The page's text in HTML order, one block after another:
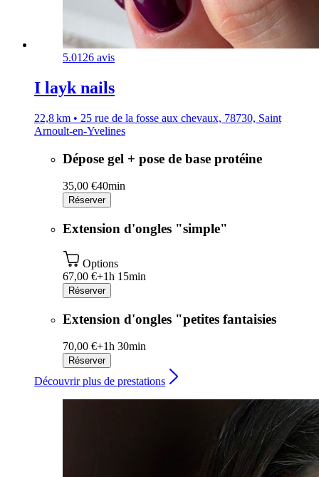
5.0126 avis
I layk nails
22,8 km • 25 rue de la fosse aux chevaux, 78730, Saint
Arnoult-en-Yvelines
Dépose gel + pose de base protéine
35,00 €40min
Réserver
Extension d'ongles "simple"
Options
67,00 €+1h 15min
Réserver
Extension d'ongles "petites fantaisies
70,00 €+1h 30min
Réserver
Découvrir plus de prestations